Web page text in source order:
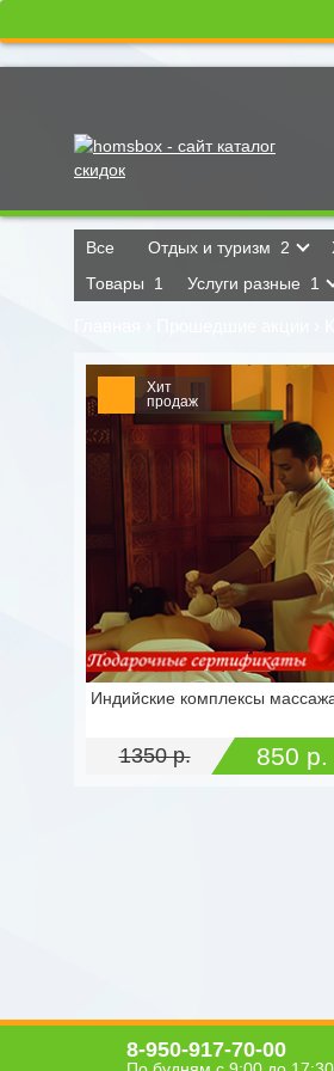
Все Отдых и туризм 2
Товары
1 Услуги разные 1
Хит
продаж
г. Тула, ул. Калинина, д. 77А
Индийские комплексы
1350 р. 850 р.
8-950-917-70-00